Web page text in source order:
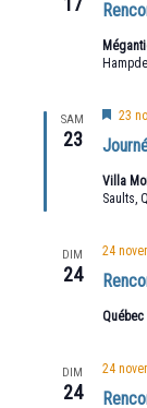
SAM
23
Mis
avant
23
Villa
Saults,
DIM
24
24
DIM
24
24